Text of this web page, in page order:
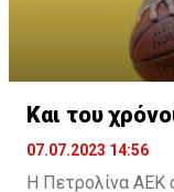
Και του
07.07.2023 14:56
Η Πετρολίνα ΑΕΚ